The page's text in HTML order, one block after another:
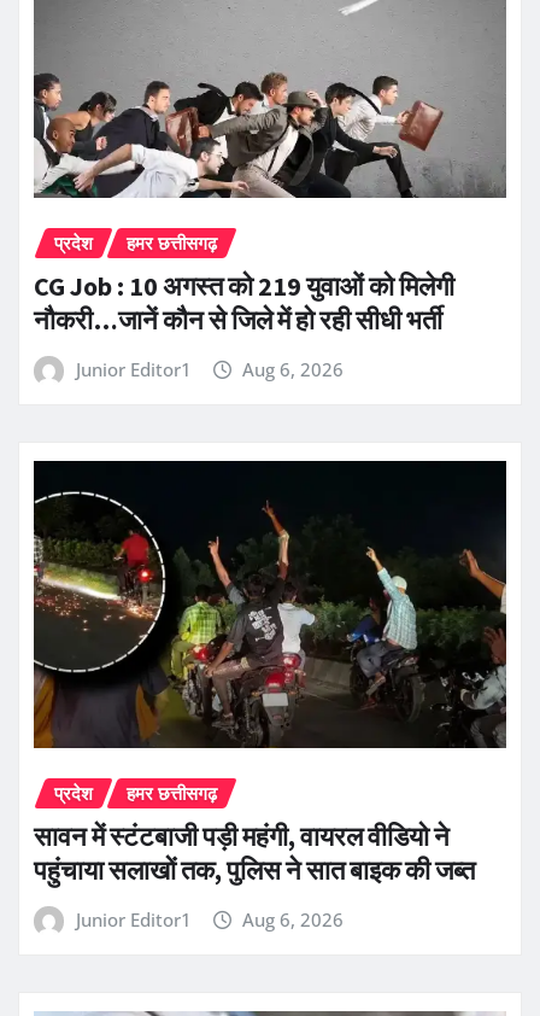
प्रदेश हमर छत्तीसगढ़
CG Job : 10 अगस्त को 219 युवाओं को मिलेगी
नौकरी…जानें कौन से जिले में हो रही सीधी भर्ती
Junior Editor1 Aug 6, 2026
प्रदेश हमर छत्तीसगढ़
सावन में स्टंटबाजी पड़ी महंगी, वायरल वीडियो ने
पहुंचाया सलाखों तक, पुलिस ने सात बाइक की जब्त
Junior Editor1 Aug 6, 2026